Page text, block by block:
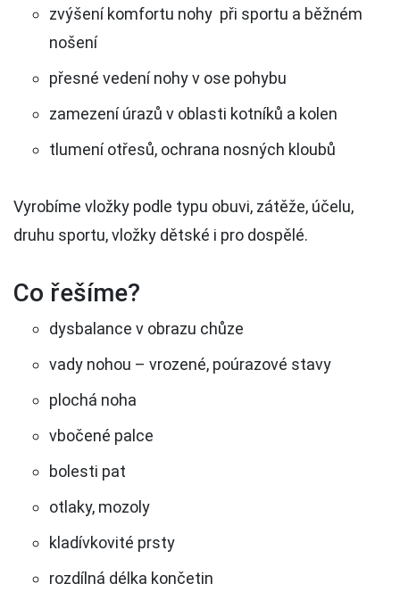
zvýšení komfortu nohy při sportu a běžném
nošení
přesné vedení nohy v ose pohybu
zamezení úrazů v oblasti kotníků a kolen
tlumení otřesů, ochrana nosných kloubů
Vyrobíme vložky podle typu obuvi, zátěže, účelu,
druhu sportu, vložky dětské i pro dospělé.
Co řešíme?
dysbalance v obrazu chůze
vady nohou – vrozené, poúrazové stavy
plochá noha
vbočené palce
bolesti pat
otlaky, mozoly
kladívkovité prsty
rozdílná délka končetin